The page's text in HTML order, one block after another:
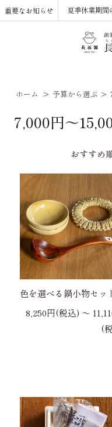
重要なお知らせ 夏季休業期間
ホーム > 予算から選ぶ >
7,000円～
おすすめ
色を選べる鍋小物セッ
8,250円(税込) 〜
(